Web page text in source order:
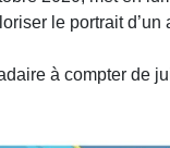
le portrait d’un
à compter de